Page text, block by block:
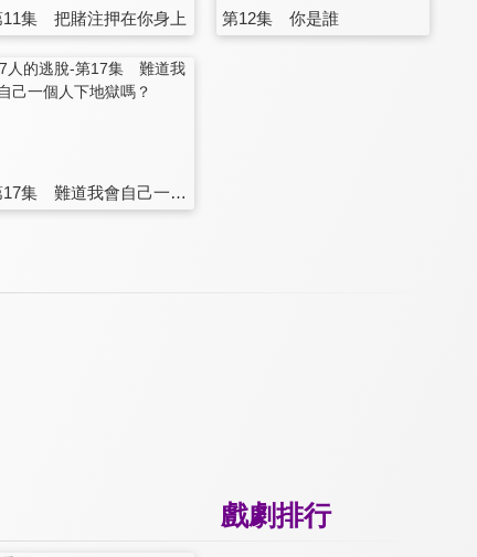
11集 把賭注押在你身上 第12集 你是誰
第17集 難道我會自己一個人下地獄嗎？
戲劇排行